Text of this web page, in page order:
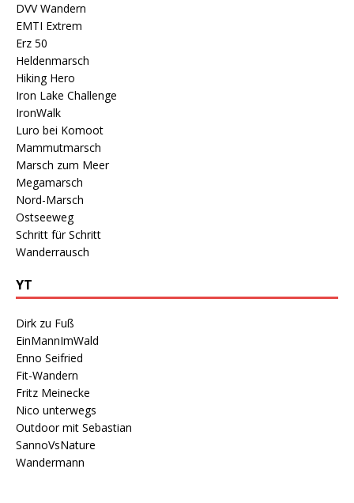
DVV Wandern
EMTI Extrem
Erz 50
Heldenmarsch
Hiking Hero
Iron Lake Challenge
IronWalk
Luro bei Komoot
Mammutmarsch
Marsch zum Meer
Megamarsch
Nord-Marsch
Ostseeweg
Schritt für Schritt
Wanderrausch
YT
Dirk zu Fuß
EinMannImWald
Enno Seifried
Fit-Wandern
Fritz Meinecke
Nico unterwegs
Outdoor mit Sebastian
SannoVsNature
Wandermann